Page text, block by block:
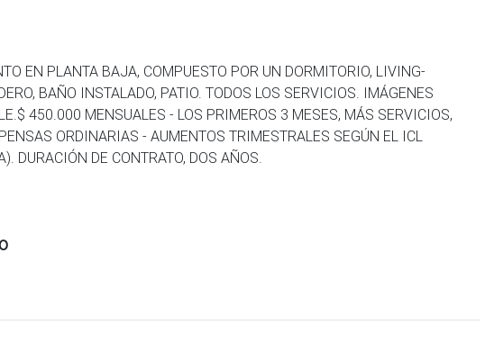
EN PLANTA BAJA, COMPUESTO POR UN DORMITORIO, LIVING-
BAÑO INSTALADO, PATIO. TODOS LOS SERVICIOS. IMÁGENES
450.000 MENSUALES - LOS PRIMEROS 3 MESES, MÁS SERVICIOS,
ORDINARIAS - AUMENTOS TRIMESTRALES SEGÚN EL ICL
DURACIÓN DE CONTRATO, DOS AÑOS.